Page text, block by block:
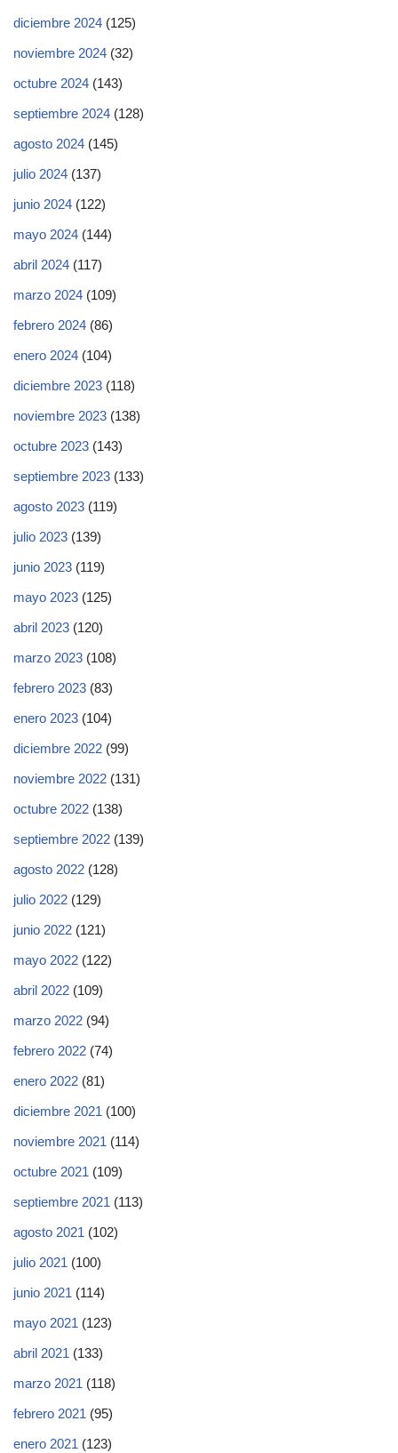
diciembre 2024 (125)
noviembre 2024 (32)
octubre 2024 (143)
septiembre 2024 (128)
agosto 2024 (145)
julio 2024 (137)
junio 2024 (122)
mayo 2024 (144)
abril 2024 (117)
marzo 2024 (109)
febrero 2024 (86)
enero 2024 (104)
diciembre 2023 (118)
noviembre 2023 (138)
octubre 2023 (143)
septiembre 2023 (133)
agosto 2023 (119)
julio 2023 (139)
junio 2023 (119)
mayo 2023 (125)
abril 2023 (120)
marzo 2023 (108)
febrero 2023 (83)
enero 2023 (104)
diciembre 2022 (99)
noviembre 2022 (131)
octubre 2022 (138)
septiembre 2022 (139)
agosto 2022 (128)
julio 2022 (129)
junio 2022 (121)
mayo 2022 (122)
abril 2022 (109)
marzo 2022 (94)
febrero 2022 (74)
enero 2022 (81)
diciembre 2021 (100)
noviembre 2021 (114)
octubre 2021 (109)
septiembre 2021 (113)
agosto 2021 (102)
julio 2021 (100)
junio 2021 (114)
mayo 2021 (123)
abril 2021 (133)
marzo 2021 (118)
febrero 2021 (95)
enero 2021 (123)